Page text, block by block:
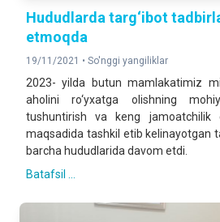
Hududlarda targ‘ibot
etmoqda
19/11/2021 • So'nggi yangiliklar
2023- yilda butun mamlakatimiz
aholini ro‘yxatga olishning
tushuntirish va keng jamoatchilik
maqsadida tashkil etib kelinayotgan
barcha hududlarida davom etdi.
Batafsil ...